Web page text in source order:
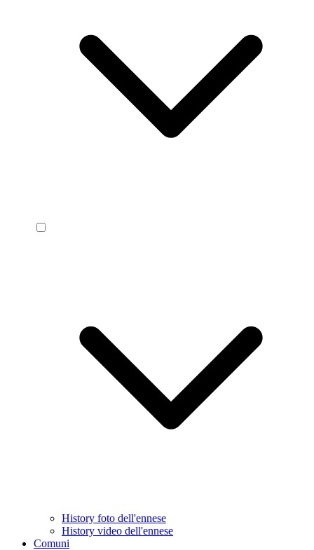
History foto dell'ennese
History video dell'ennese
Comuni